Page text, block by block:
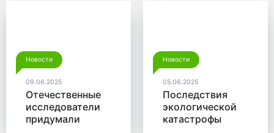
Новости
09.06.2025
Отечественные
исследователи
придумали
Новости
05.06.2025
Последствия
экологической
катастрофы